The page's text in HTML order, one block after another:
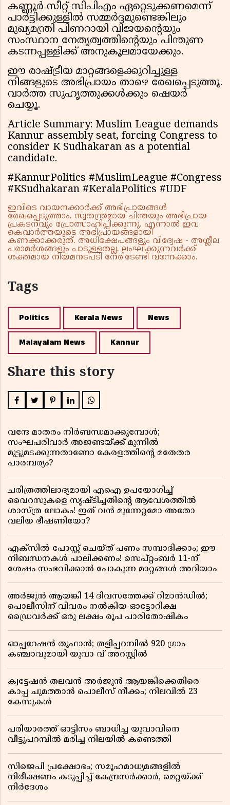
കണ്ണൂർ സീറ്റ് സിപിഎം ഏറ്റെടുക്കണമെന്ന്
പാർട്ടിക്കുള്ളിൽ സമ്മർദ്ദമുണ്ടെങ്കിലും
മുഖ്യമന്ത്രി പിണറായി വിജയന്റെയും
സംസ്ഥാന നേതൃത്വത്തിന്റെയും പിന്തുണ
കടന്നപ്പള്ളിക്ക് അനുകൂലമായേക്കും.
ഈ രാഷ്ട്രീയ മാറ്റങ്ങളെക്കുറിച്ചുള്ള
നിങ്ങളുടെ അഭിപ്രായം താഴെ രേഖപ്പെടുത്തൂ.
വാർത്ത സുഹൃത്തുക്കൾക്കും ഷെയർ
ചെയ്യൂ.
Article Summary: Muslim League demands
Kannur assembly seat, forcing Congress to
consider K Sudhakaran as a potential
candidate.
#KannurPolitics #MuslimLeague #Congress
#KSudhakaran #KeralaPolitics #UDF
ഇവിടെ വായനക്കാർക്ക് അഭിപ്രായങ്ങൾ
രേഖപ്പെടുത്താം. സ്വതന്ത്രമായ ചിന്തയും അഭിപ്രായ
പ്രകടനവും പ്രോത്സാഹിപ്പിക്കുന്നു. എന്നാൽ ഇവ
കെവാർത്തയുടെ അഭിപ്രായങ്ങളായി
കണക്കാക്കരുത്. അധിക്ഷേപങ്ങളും വിദ്വേഷ - അശ്ലീല
പരാമർശങ്ങളും പാടുള്ളതല്ല. ലംഘിക്കുന്നവർക്ക്
ശക്തമായ നിയമനടപടി നേരിടേണ്ടി വന്നേക്കാം.
Tags
Politics Kerala News News
Malayalam News Kannur
Share this story
വന്ദേ മാതരം നിർബന്ധമാക്കുമ്പോൾ;
സംഘപരിവാർ അജണ്ടയ്ക്ക് മുന്നിൽ
മുട്ടുമടക്കുന്നതാണോ കേരളത്തിന്റെ മതേതര
പാരമ്പര്യം?
ചരിത്രത്തിലാദ്യമായി എഐ ഉപയോഗിച്ച്
വൈറസുകളെ സൃഷ്ടിച്ചതിന്റെ ആവേശത്തിൽ
ശാസ്ത്ര ലോകം! ഇത് വൻ മുന്നേറ്റമോ അതോ
വലിയ ഭീഷണിയോ?
എക്സിൽ പോസ്റ്റ് ചെയ്ത് പണം സമ്പാദിക്കാം; ഈ
നിബന്ധനകൾ പാലിക്കണം! സെപ്റ്റംബർ 11-ന്
ശേഷം സംഭവിക്കാൻ പോകുന്ന മാറ്റങ്ങൾ അറിയാം
അർജുൻ ആയങ്കി 14 ദിവസത്തേക്ക് റിമാൻഡിൽ;
പൊലീസിന് വിവരം നൽകിയ ഓട്ടോറിക്ഷ
ഡ്രൈവർക്ക് ഒരു ലക്ഷം രൂപ പാരിതോഷികം
ഓപ്പറേഷൻ തൂഫാൻ; തളിപ്പറമ്പിൽ 920 ഗ്രാം
കഞ്ചാവുമായി യുവാ വ് അറസ്റ്റിൽ
ക്വട്ടേഷൻ തലവൻ അർജുൻ ആയങ്കിക്കെതിരെ
കാപ്പ ചുമത്താൻ പൊലീസ് നീക്കം; നിലവിൽ 23
കേസുകൾ
പരിയാരത്ത് ഓട്ടിസം ബാധിച്ച യുവാവിനെ
വീട്ടുപറമ്പിൽ മരിച്ച നിലയിൽ കണ്ടെത്തി
സിജെപി പ്രക്ഷോഭം; സമൂഹമാധ്യമങ്ങളിൽ
നിരീക്ഷണം കടുപ്പിച്ച് കേന്ദ്രസർക്കാർ, മെറ്റയ്ക്ക്
നിർദേശം